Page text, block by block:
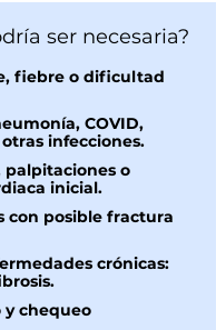
ser necesaria?
fiebre o dificultad
COVID,
infecciones.
palpitaciones o
inicial.
con posible fractura
crónicas:
y chequeo